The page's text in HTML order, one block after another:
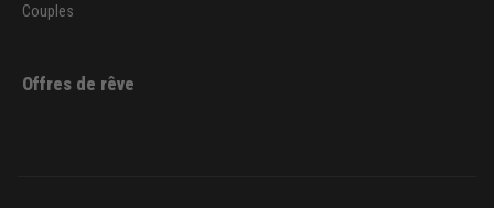
Couples
Offres de rêve